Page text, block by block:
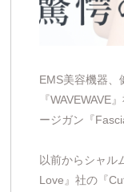
EMS美容機器、
『WAVEWAVE
ージガン『
以前からシャル
Love』社の『